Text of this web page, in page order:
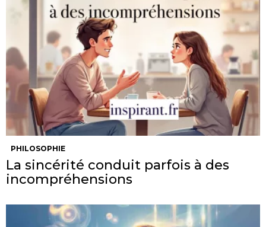
PHILOSOPHIE
La sincérité conduit parfois à des
incompréhensions